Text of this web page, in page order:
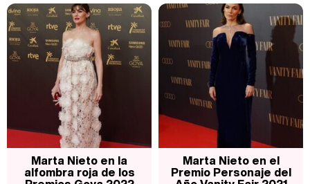
Marta Nieto en la
alfombra roja de los
Marta Nieto en el
Premio Personaje del